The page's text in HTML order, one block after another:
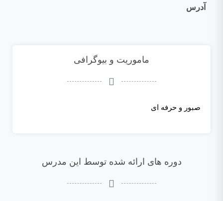
آدرس
ماموریت و بیوگرافی
صبور و حرفه ای
دوره های ارائه شده توسط این مدرس